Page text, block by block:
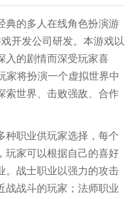
典的多人在线角色扮演游
开发公司研发。本游戏以
入的剧情而深受玩家喜
家将扮演一个虚拟世界中
索世界、击败强敌、合作
种职业供玩家选择，每个
玩家可以根据自己的喜好
。战士职业以强力的攻击
战战斗的玩家；法师职业